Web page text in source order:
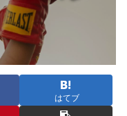
はてブ